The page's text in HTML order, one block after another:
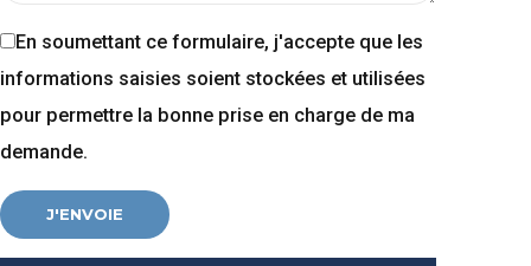
En soumettant ce formulaire, j'accepte que les
informations saisies soient stockées et utilisées
pour permettre la bonne prise en charge de ma
demande.